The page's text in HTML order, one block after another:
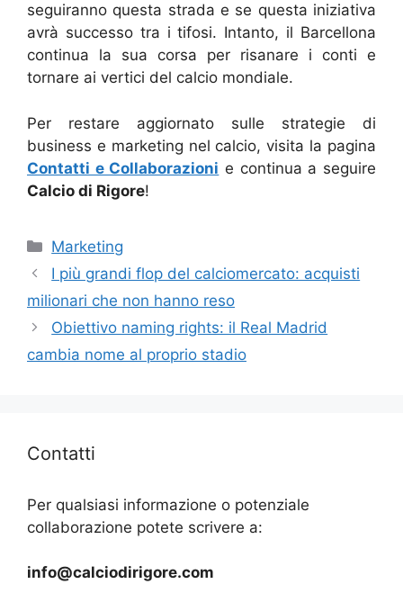
seguiranno questa strada e se questa iniziativa
avrà successo tra i tifosi. Intanto, il Barcellona
continua la sua corsa per risanare i conti e
tornare ai vertici del calcio mondiale.
Per restare aggiornato sulle strategie di
business e marketing nel calcio, visita la pagina
Contatti e Collaborazioni e continua a seguire
Calcio di Rigore!
Categorie
Marketing
I più grandi flop del calciomercato: acquisti
milionari che non hanno reso
Obiettivo naming rights: il Real Madrid
cambia nome al proprio stadio
Contatti
Per qualsiasi informazione o potenziale
collaborazione potete scrivere a:
info@calciodirigore.com